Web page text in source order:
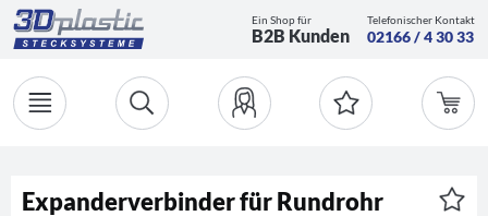
Ein Shop für
B2B Kunden
Telefonischer Kontakt
02166 / 4 30 33
Expanderverbinder für Rundrohr